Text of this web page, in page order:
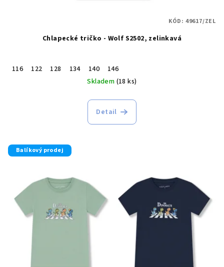
Chlapecké tričko - Wolf S2502, zelinkavá
116 122 128 134 140
146
Skladem (18 ks)
Detail
KÓD: 49617/ZEL
Balíkový prodej